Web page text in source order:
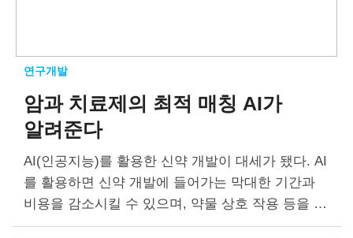
연구개발
암과 치료제의 최적 매칭 AI가
알려준다
AI(인공지능)를 활용한 신약 개발이 대세가 됐다. AI
를 활용하면 신약 개발에 들어가는 막대한 기간과
비용을 감소시킬 수 있으며, 약물 상호 작용 등을 예
측해 임상시험 설계 단계에서 나타나는 시행착오를